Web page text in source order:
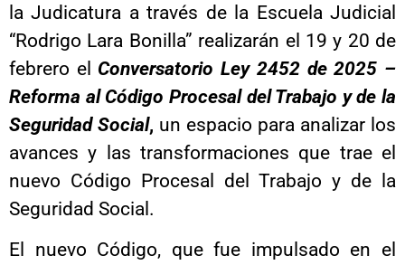
la Judicatura a través de la Escuela Judicial
“Rodrigo Lara Bonilla” realizarán el 19 y 20 de
febrero el Conversatorio Ley 2452 de 2025 –
Reforma al Código Procesal del Trabajo y de la
Seguridad Social, un espacio para analizar los
avances y las transformaciones que trae el
nuevo Código Procesal del Trabajo y de la
Seguridad Social.
El nuevo Código, que fue impulsado en el